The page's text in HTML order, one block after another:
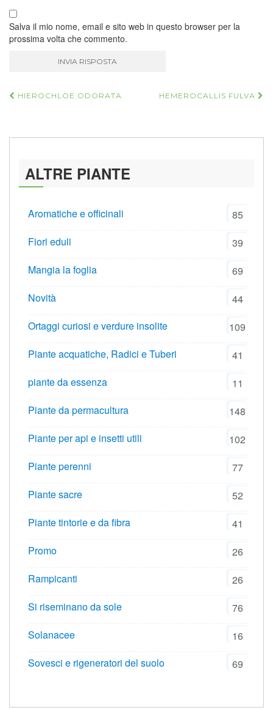
Salva il mio nome, email e sito web in questo browser per la
prossima volta che commento.
Navigazione
HIEROCHLOE ODORATA HEMEROCALLIS FULVA
ALTRE PIANTE
Aromatiche e officinali
85
Fiori eduli
39
Mangia la foglia
69
Novità
44
Ortaggi curiosi e verdure insolite
109
Piante acquatiche, Radici e Tuberi
41
piante da essenza
11
Piante da permacultura
148
Piante per api e insetti utili
102
Piante perenni
77
Piante sacre
52
Piante tintorie e da fibra
41
Promo
26
Rampicanti
26
Si riseminano da sole
76
Solanacee
16
Sovesci e rigeneratori del suolo
69